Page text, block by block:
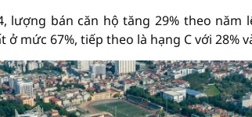
lượng bán căn hộ tăng 29% theo năm
mức 67%, tiếp theo là hạng C với 28%